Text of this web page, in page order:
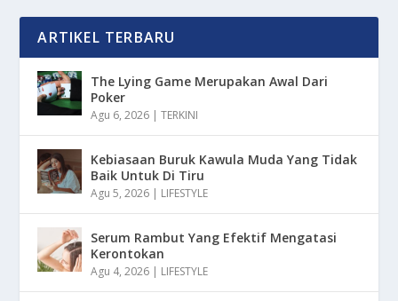
ARTIKEL TERBARU
The Lying Game Merupakan Awal Dari
Poker
Agu 6, 2026 |TERKINI
Kebiasaan Buruk Kawula Muda Yang Tidak
Baik Untuk Di Tiru
Agu 5, 2026 | LIFESTYLE
Serum Rambut Yang Efektif Mengatasi
Kerontokan
Agu 4, 2026 | LIFESTYLE